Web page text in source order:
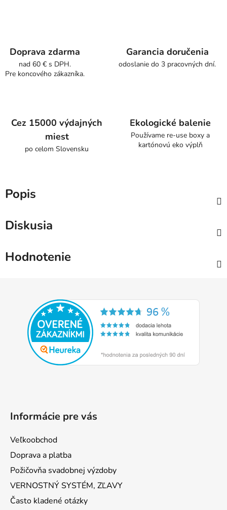
Doprava zdarma
nad 60 € s DPH.
Pre koncového zákazníka.
Garancia doručenia
odoslanie do 3 pracovných dní.
Cez 15000 výdajných
miest
po celom Slovensku
Ekologické balenie
Používame re-use boxy a
kartónovú eko výplň
Popis
Diskusia
Hodnotenie
Informácie pre vás
Veľkoobchod
Doprava a platba
Požičovňa svadobnej výzdoby
VERNOSTNÝ SYSTÉM, ZĽAVY
Často kladené otázky